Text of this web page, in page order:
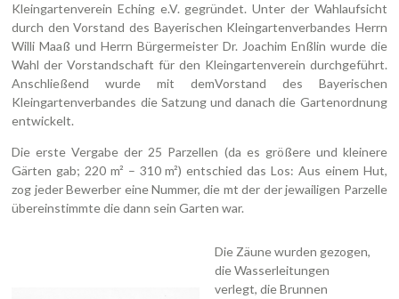
Kleingartenverein Eching e.V. gegründet. Unter der Wahlaufsicht
durch den Vorstand des Bayerischen Kleingartenverbandes Herrn
Willi Maaß und Herrn Bürgermeister Dr. Joachim Enßlin wurde die
Wahl der Vorstandschaft für den Kleingartenverein durchgeführt.
Anschließend wurde mit demVorstand des Bayerischen
Kleingartenverbandes die Satzung und danach die Gartenordnung
entwickelt.
Die erste Vergabe der 25 Parzellen (da es größere und kleinere
Gärten gab; 220 m² – 310 m²) entschied das Los: Aus einem Hut,
zog jeder Bewerber eine Nummer, die mt der der jewailigen Parzelle
übereinstimmte die dann sein Garten war.
Die Zäune wurden gezogen,
die Wasserleitungen
verlegt, die Brunnen